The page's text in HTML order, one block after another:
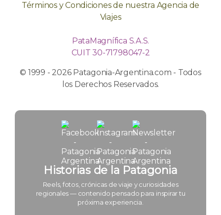
Términos y Condiciones de nuestra Agencia de
Viajes
PataMagnífica S.A.S.
CUIT 30-71798047-2
© 1999 - 2026 Patagonia-Argentina.com - Todos
los Derechos Reservados.
Historias de la Patagonia
Reels, fotos, crónicas de viaje y curiosidades
regionales — contenido pensado para inspirar tu
próxima experiencia.